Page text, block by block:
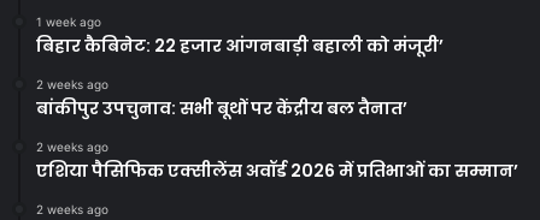
1 week ago
बिहार कैबिनेट: 22 हजार आंगनबाड़ी बहाली को मंजूरी’
2 weeks ago
बांकीपुर उपचुनाव: सभी बूथों पर केंद्रीय बल तैनात’
2 weeks ago
एशिया पैसिफिक एक्सीलेंस अवॉर्ड 2026 में प्रतिभाओं का सम्मान’
2 weeks ago